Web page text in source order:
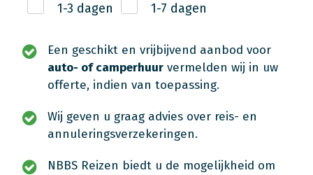
1-3 dagen 1-7 dagen
Een geschikt en vrijbijvend aanbod voor
auto- of camperhuur vermelden wij in uw
offerte, indien van toepassing.
Wij geven u graag advies over reis- en
annuleringsverzekeringen.
NBBS Reizen biedt u de mogelijkheid om